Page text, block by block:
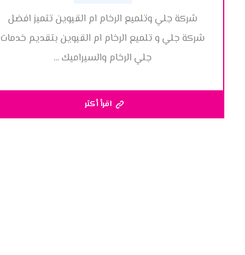
شركة جلي وتلميع الرخام ام القيوين تتميز افضل
شركة جلي و تلميع الرخام ام القيوين بتقديم خدمات
جلي الرخام والسيراميك ...
اقرأ أكثر